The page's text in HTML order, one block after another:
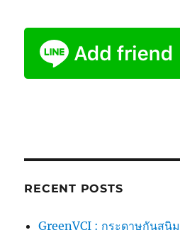
RECENT POSTS
GreenVCI : กระดาษกันสนิ